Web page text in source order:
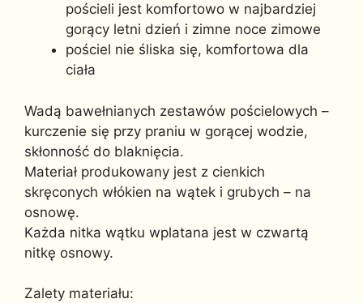
pościeli jest komfortowo w najbardziej
gorący letni dzień i zimne noce zimowe
pościel nie śliska się, komfortowa dla
ciała
Wadą bawełnianych zestawów pościelowych –
kurczenie się przy praniu w gorącej wodzie,
skłonność do blaknięcia.
Materiał produkowany jest z cienkich
skręconych włókien na wątek i grubych – na
osnowę.
Każda nitka wątku wplatana jest w czwartą
nitkę osnowy.
Zalety materiału: